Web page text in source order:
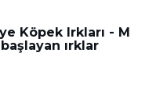
Köpek Irkları - M
ırklar